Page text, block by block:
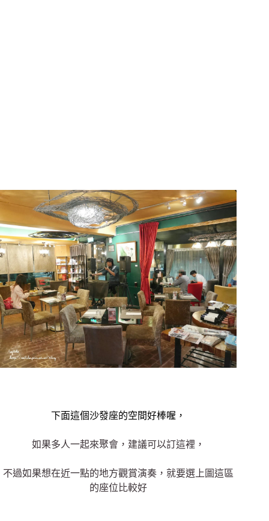
下面這個沙發座的空間好棒喔，
如果多人一起來聚會，建議可以訂這裡，
不過如果想在近一點的地方觀賞演奏，就要選上圖這區
的座位比較好